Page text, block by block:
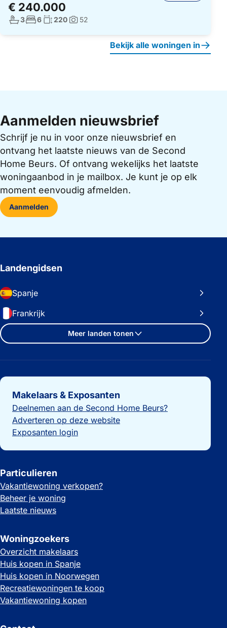
€ 240.000
Aantal badkamers:
3Aantal slaapkamers:
6Woonoppervlakte:
220Foto's:
52
Bekijk alle woningen in
Aanmelden nieuwsbrief
Schrijf je nu in voor onze nieuwsbrief en
ontvang het laatste nieuws van de Second
Home Beurs. Of ontvang wekelijks het laatste
woningaanbod in je mailbox. Je kunt je op elk
moment eenvoudig afmelden.
Aanmelden
Landengidsen
Spanje
Frankrijk
Meer landen tonen
Belangrijke links
Makelaars & Exposanten
Deelnemen aan de Second Home Beurs?
Adverteren op deze website
Exposanten login
Particulieren
Vakantiewoning verkopen?
Beheer je woning
Laatste nieuws
Woningzoekers
Overzicht makelaars
Huis kopen in Spanje
Huis kopen in Noorwegen
Recreatiewoningen te koop
Vakantiewoning kopen